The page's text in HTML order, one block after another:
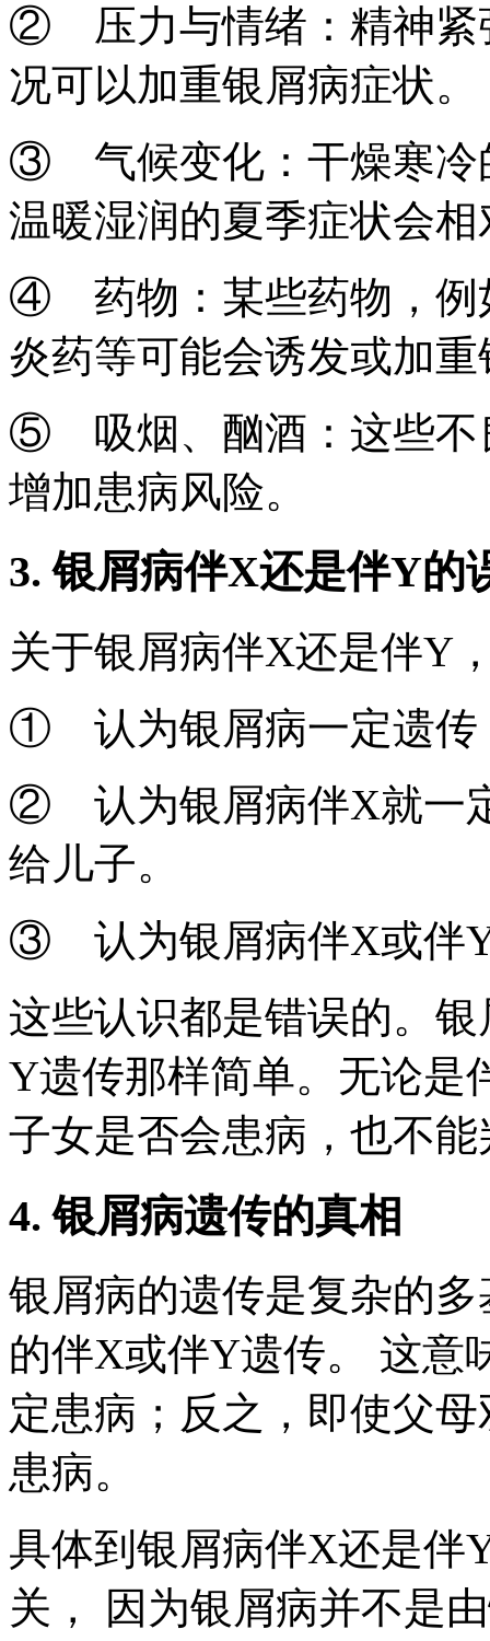
② 压力与情绪：精神紧
况可以加重银屑病症状。
③ 气候变化：干燥寒冷
温暖湿润的夏季症状会
④ 药物：某些药物，例
炎药等可能会诱发或加
⑤ 吸烟、酗酒：这些不
增加患病风险。
3. 银屑病伴X还是伴Y的
关于银屑病伴X还是伴Y
① 认为银屑病一定遗传
② 认为银屑病伴X就一
给儿子。
③ 认为银屑病伴X或伴Y
这些认识都是错误的。
Y遗传那样简单。无论是
子女是否会患病，也不
4. 银屑病遗传的真相
银屑病的遗传是复杂的
的伴X或伴Y遗传。 这意
定患病；反之，即使父
患病。
具体到银屑病伴X还是伴
关， 因为银屑病并不是